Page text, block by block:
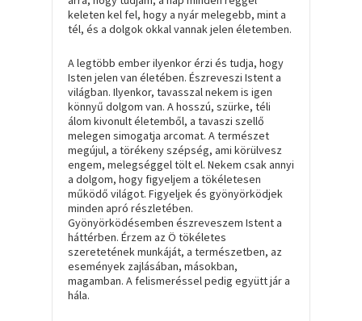
keleten kel fel, hogy a nyár melegebb, mint a
tél, és a dolgok okkal vannak jelen életemben.
A legtöbb ember ilyenkor érzi és tudja, hogy
Isten jelen van életében. Észreveszi Istent a
világban. Ilyenkor, tavasszal nekem is igen
könnyű dolgom van. A hosszú, szürke, téli
álom kivonult életemből, a tavaszi szellő
melegen simogatja arcomat. A természet
megújul, a törékeny szépség, ami körülvesz
engem, melegséggel tölt el. Nekem csak annyi
a dolgom, hogy figyeljem a tökéletesen
működő világot. Figyeljek és gyönyörködjek
minden apró részletében.
Gyönyörködésemben észreveszem Istent a
háttérben. Érzem az Ö tökéletes
szeretetének munkáját, a természetben, az
események zajlásában, másokban,
magamban. A felismeréssel pedig együtt jár a
hála.